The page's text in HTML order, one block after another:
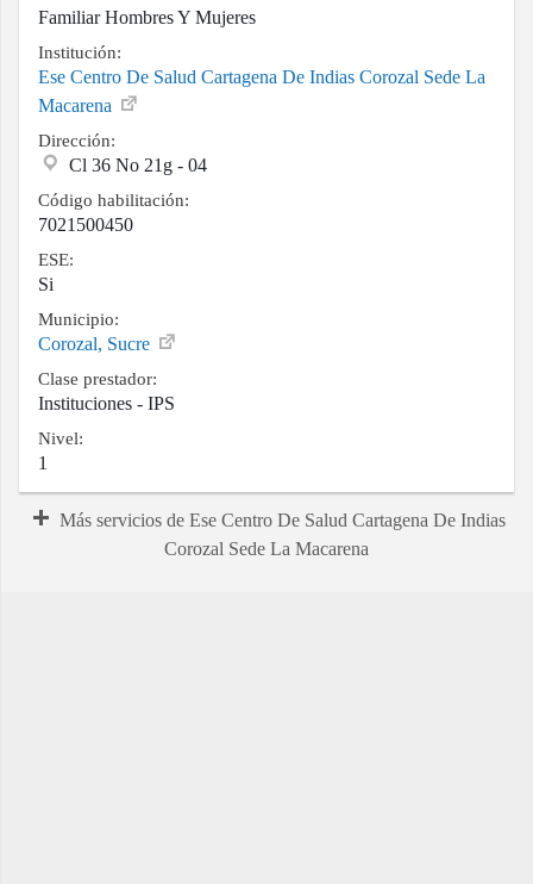
Buscar
Contacto
Familiar Hombres Y Mujeres
Institución:
Ese Centro De Salud Cartagena De Indias Corozal Sede La
Macarena
Dirección:
Cl 36 No 21g - 04
Código habilitación:
7021500450
ESE:
Si
Municipio:
Corozal, Sucre
Clase prestador:
Instituciones - IPS
Nivel:
1
Más servicios de Ese Centro De Salud Cartagena De Indias
Corozal Sede La Macarena